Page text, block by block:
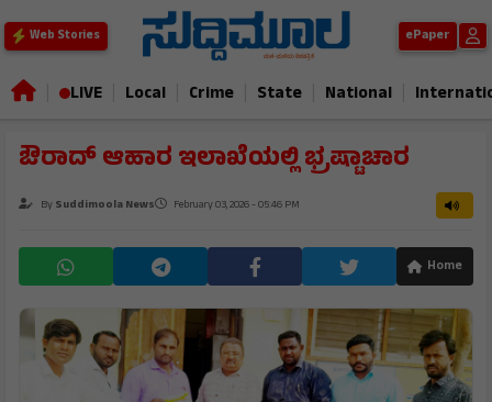
Web Stories ePaper
LIVE Local Crime State National
ಔರಾದ್ ಆಹಾರ ಇಲಾಖೆಯಲ್ಲಿ ಭ್ರಷ್ಟಾಚಾರ
BySuddimoola News February 03, 2026 - 05:46 PM
Home